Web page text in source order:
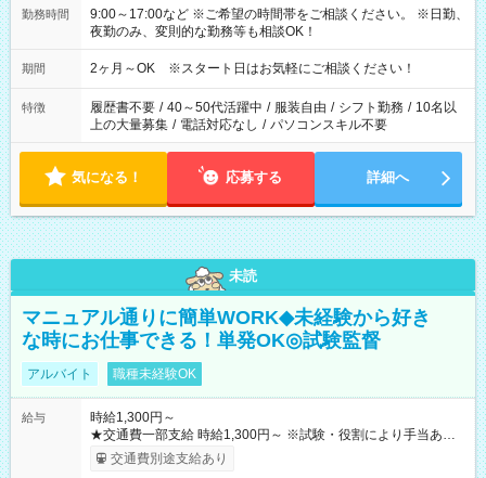
勤務時間
9:00～17:00など ※ご希望の時間帯をご相談ください。 ※日勤、
夜勤のみ、変則的な勤務等も相談OK！
期間 2ヶ月～OK ※スタート日はお気軽にご相談ください！
特徴 履歴書不要 / 40～50代活躍中 / 服装自由 / シフト勤務 / 10名以
上の大量募集 / 電話対応なし / パソコンスキル不要
気になる！ 応募する 詳細へ
未読
マニュアル通りに簡単WORK◆未経験から好き
な時にお仕事できる！単発OK◎試験監督
アルバイト 職種未経験OK
給与
時給1,300円～
★交通費一部支給 時給1,300円～ ※試験・役割により手当あり
※勤務回数により昇給あり 【即給（前払い）オプションあ
り！】 希望される場合、勤務から1週間ほどで給与の一部を受け
交通費別途支給あり